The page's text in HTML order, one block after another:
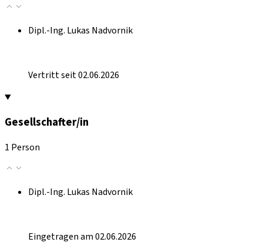
Dipl.-Ing. Lukas Nadvornik
Vertritt seit 02.06.2026
Gesellschafter/in
1 Person
Dipl.-Ing. Lukas Nadvornik
Eingetragen am 02.06.2026